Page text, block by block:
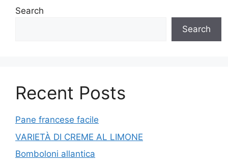
Search
Search
Recent Posts
Pane francese facile
VARIETÀ DI CREME AL LIMONE
Bomboloni allantica